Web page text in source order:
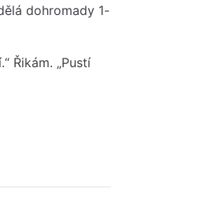
dohromady 1-
Řikám. „Pustí